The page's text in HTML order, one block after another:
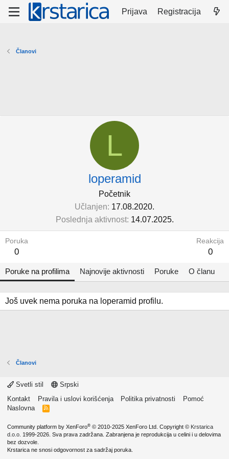
Prijava Registracija
Članovi
L
loperamid
Početnik
Učlanjen 17.08.2020.
Poslednja aktivnost 14.07.2025.
Poruka
0
Reakcija
0
Poruke na profilima Najnovije aktivnosti Poruke O članu
Još uvek nema poruka na loperamid profilu.
Članovi
Svetli stil
Srpski
Kontakt
Pravila i uslovi korišćenja Politika privatnosti
Pomoć
Naslovna
R
Community platform by XenForo® © 2010-2025 XenForo Ltd. Copyright © Krstarica
d.o.o. 1999-2026. Sva prava zadržana. Zabranjena je reprodukcija u celini i u delovima
bez dozvole.
Krstarica ne snosi odgovornost za sadržaj poruka.